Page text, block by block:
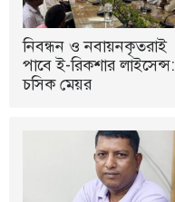
নিবন্ধন ও নবায়নকৃতরাই
পাবে ই-রিকশার লাইসেন্স:
চসিক মেয়র